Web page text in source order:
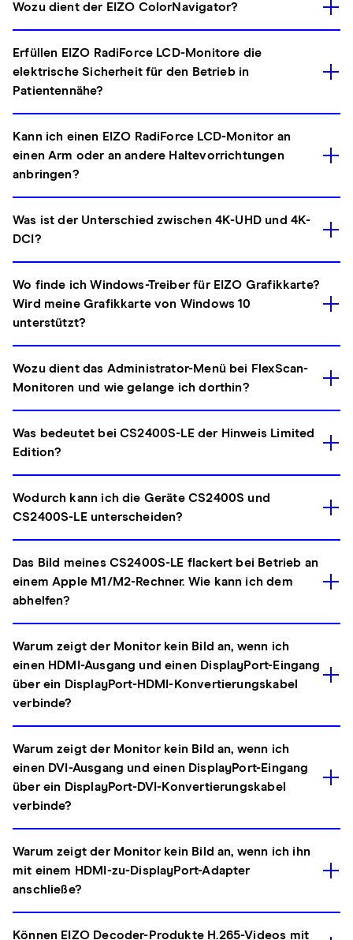
Wozu dient der EIZO ColorNavigator?
Erfüllen EIZO RadiForce LCD-Monitore die
elektrische Sicherheit für den Betrieb in
Patientennähe?
Kann ich einen EIZO RadiForce LCD-Monitor an
einen Arm oder an andere Haltevorrichtungen
anbringen?
Was ist der Unterschied zwischen 4K-UHD und 4K-
DCI?
Wo finde ich Windows-Treiber für EIZO Grafikkarte?
Wird meine Grafikkarte von Windows 10
unterstützt?
Wozu dient das Administrator-Menü bei FlexScan-
Monitoren und wie gelange ich dorthin?
Was bedeutet bei CS2400S-LE der Hinweis Limited
Edition?
Wodurch kann ich die Geräte CS2400S und
CS2400S-LE unterscheiden?
Das Bild meines CS2400S-LE flackert bei Betrieb an
einem Apple M1/M2-Rechner. Wie kann ich dem
abhelfen?
Warum zeigt der Monitor kein Bild an, wenn ich
einen HDMI-Ausgang und einen DisplayPort-Eingang
über ein DisplayPort-HDMI-Konvertierungskabel
verbinde?
Warum zeigt der Monitor kein Bild an, wenn ich
einen DVI-Ausgang und einen DisplayPort-Eingang
über ein DisplayPort-DVI-Konvertierungskabel
verbinde?
Warum zeigt der Monitor kein Bild an, wenn ich ihn
mit einem HDMI-zu-DisplayPort-Adapter
anschließe?
Können EIZO Decoder-Produkte H.265-Videos mit